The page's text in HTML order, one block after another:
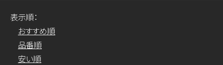
プライスリスト
表示順：
おすすめ順
品番順
安い順